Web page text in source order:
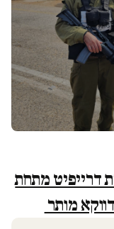
דרייפיט מתחת
מותר